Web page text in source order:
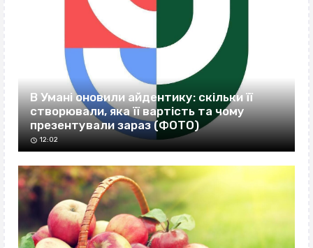
В Умані оновили айдентику: скільки її
створювали, яка її вартість та чому
презентували зараз (ФОТО)
12:02